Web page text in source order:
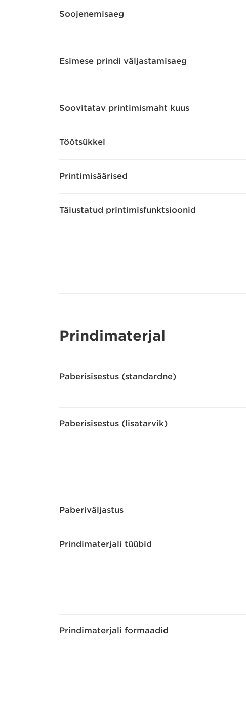
Soojenemisaeg
Esimese prindi väljastamisaeg
Soovitatav printimismaht kuus
Töötsükkel
Printimisäärised
Täiustatud printimisfunktsioonid
Prindimaterjal
Paberisisestus (standardne)
Paberisisestus (lisatarvik)
Paberiväljastus
Prindimaterjali tüübid
Prindimaterjali formaadid